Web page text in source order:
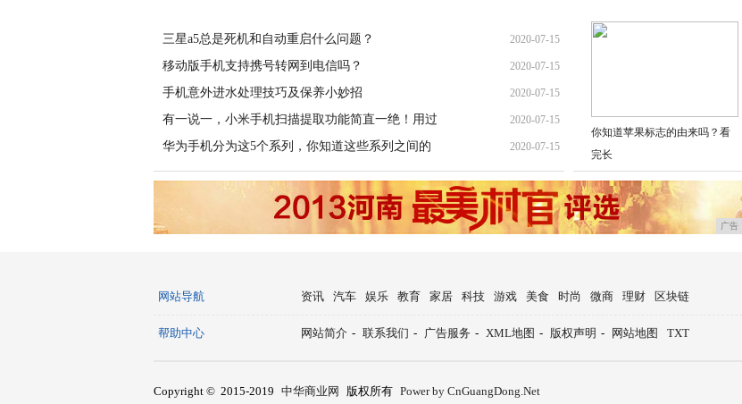
三星a5总是死机和自动重启什么问题？ 2020-07-15
移动版手机支持携号转网到电信吗？ 2020-07-15
手机意外进水处理技巧及保养小妙招 2020-07-15
有一说一，小米手机扫描提取功能简直一绝！用过 2020-07-15
华为手机分为这5个系列，你知道这些系列之间的 2020-07-15
你知道苹果标志的由来吗？看
完长
广告
网站导航 资讯 汽车 娱乐 教育 家居 科技 游戏 美食 时尚 微商 理财 区块链
帮助中心 网站简介 - 联系我们 - 广告服务 - XML地图 - 版权声明 - 网站地图 TXT
Copyright © 2015-2019 中华商业网 版权所有 Power by CnGuangDong.Net